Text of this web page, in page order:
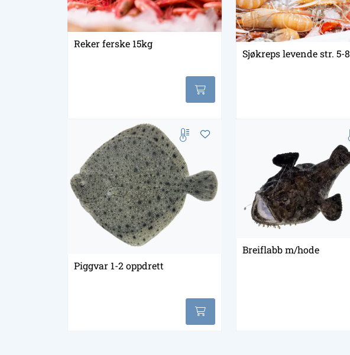
Reker ferske 15kg
Sjøkreps levende str. 5-8
Piggvar 1-2 oppdrett
Breiflabb m/hode